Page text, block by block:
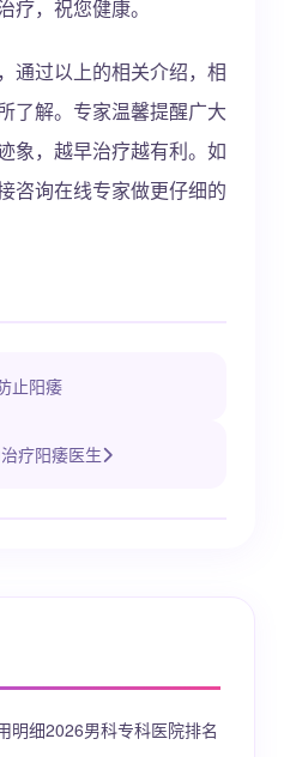
疗，祝您健康。
通过以上的相关介绍，相
了解。专家温馨提醒广大
象，越早治疗越有利。如
咨询在线专家做更仔细的
止阳痿
疗阳痿医生
明细2026男科专科医院排名